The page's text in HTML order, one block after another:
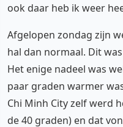
ook daar heb ik weer
Afgelopen zondag zijn
hal dan normaal. Dit
Het enige nadeel was
paar graden warmer
Chi Minh City zelf werd
de 40 graden) en dat